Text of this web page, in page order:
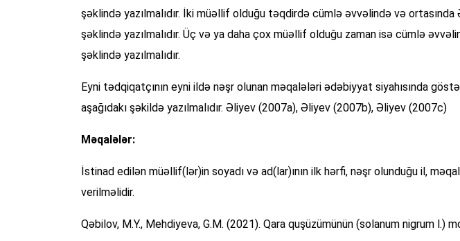
şəklində yazılmalıdır. İki müəllif olduğu təqdirdə cümlə əvvəlində və
şəklində yazılmalıdır. Üç və ya daha çox müəllif olduğu zaman isə cümlə
şəklində yazılmalıdır.
Eyni tədqiqatçının eyni ildə nəşr olunan məqalələri ədəbiyyat siyahısında
aşağıdakı şəkildə yazılmalıdır. Əliyev (2007a), Əliyev (2007b), Əliyev (2007c)
Məqalələr:
İstinad edilən müəllif(lər)in soyadı və ad(lar)ının ilk hərfi, nəşr olunduğu il,
verilməlidir.
Qəbilov, M.Y., Mehdiyeva, G.M. (2021). Qara quşüzümünün (solanum nigrum